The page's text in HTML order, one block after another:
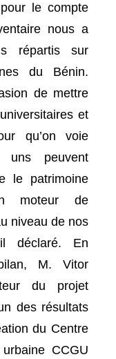
le compte
nous a
répartis sur
du Bénin.
de mettre
et
qu’on voie
uns peuvent
le patrimoine
moteur de
niveau de nos
déclaré. En
M. Vitor
du projet
des résultats
du Centre
CCGU